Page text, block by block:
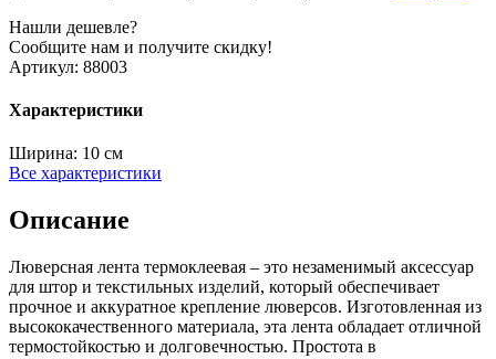
Нашли дешевле?
Сообщите нам и получите скидку!
Артикул: 88003
Характеристики
Ширина: 10 см
Все характеристики
Описание
Люверсная лента термоклеевая – это незаменимый аксессуар
для штор и текстильных изделий, который обеспечивает
прочное и аккуратное крепление люверсов. Изготовленная из
высококачественного материала, эта лента обладает отличной
термостойкостью и долговечностью. Простота в